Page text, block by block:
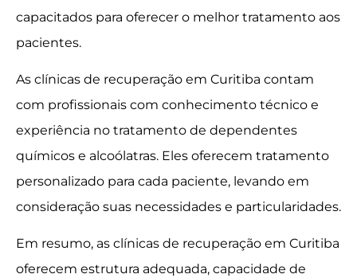
capacitados para oferecer o melhor tratamento aos
pacientes.
As clínicas de recuperação em Curitiba contam
com profissionais com conhecimento técnico e
experiência no tratamento de dependentes
químicos e alcoólatras. Eles oferecem tratamento
personalizado para cada paciente, levando em
consideração suas necessidades e particularidades.
Em resumo, as clínicas de recuperação em Curitiba
oferecem estrutura adequada, capacidade de